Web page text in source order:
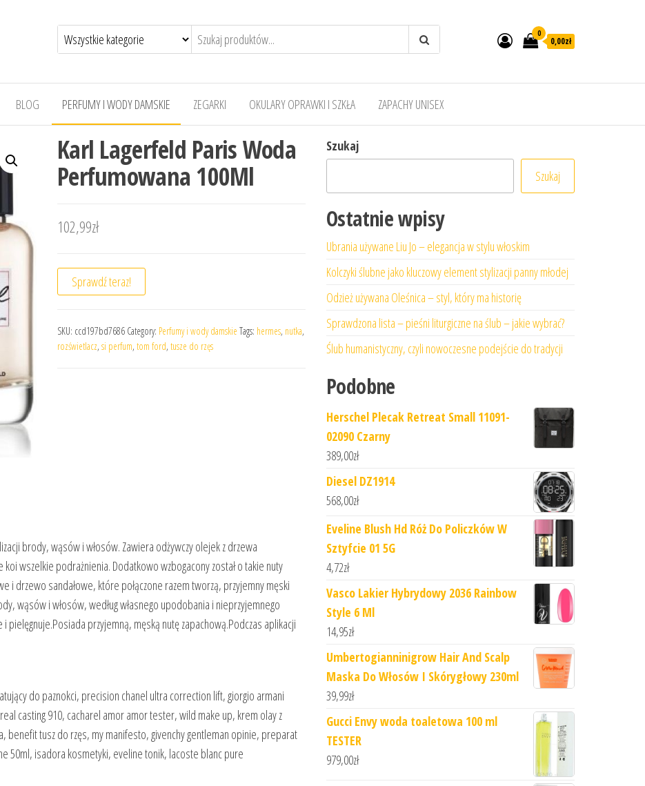
0
0,00zł
BLOG PERFUMY I WODY DAMSKIE ZEGARKI OKULARY OPRAWKI I SZKŁA ZAPACHY UNISEX
Karl Lagerfeld Paris Woda
Perfumowana 100Ml
102,99zł
Sprawdź teraz!
SKU: ccd197bd7686 Category: Perfumy i wody damskie Tags: hermes, nutka,
rozświetlacz, si perfum, tom ford, tusze do rzęs
brody, wąsów i włosów. Zawiera odżywczy olejek z drzewa
wszelkie podrażnienia. Dodatkowo wzbogacony został o takie nuty
i drzewo sandałowe, które połączone razem tworzą, przyjemny męski
wąsów i włosów, według własnego upodobania i nieprzyjemnego
pielęgnuje.Posiada przyjemną, męską nutę zapachową.Podczas aplikacji
do paznokci, precision chanel ultra correction lift, giorgio armani
casting 910, cacharel amor amor tester, wild make up, krem olay z
benefit tusz do rzęs, my manifesto, givenchy gentleman opinie, preparat
50ml, isadora kosmetyki, eveline tonik, lacoste blanc pure
Szukaj
Szukaj
Ostatnie wpisy
Ubrania używane Liu Jo – elegancja w stylu włoskim
Kolczyki ślubne jako kluczowy element stylizacji panny młodej
Odzież używana Oleśnica – styl, który ma historię
Sprawdzona lista – pieśni liturgiczne na ślub – jakie wybrać?
Ślub humanistyczny, czyli nowoczesne podejście do tradycji
Podobne
Herschel Plecak Retreat Small 11091-
02090 Czarny
389,00zł
Diesel DZ1914
568,00zł
Eveline Blush Hd Róż Do Policzków W
Sztyfcie 01 5G
4,72zł
Vasco Lakier Hybrydowy 2036 Rainbow
Style 6 Ml
14,95zł
Umbertogianninigrow Hair And Scalp
Maska Do Włosów I Skórygłowy 230ml
39,99zł
Gucci Envy woda toaletowa 100 ml
TESTER
979,00zł